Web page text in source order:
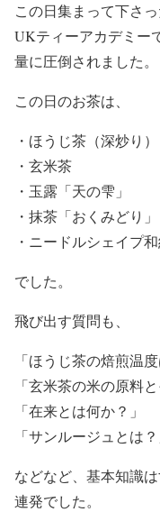
この日集まって下さ
UKティーアカデミー
量に圧倒されました。
この日のお茶は、
・ほうじ茶（深炒り）
・玄米茶
・玉露「天の雫」
・抹茶「おくみどり」
・ニードルシェイプ
でした。
飛び出す質問も、
「ほうじ茶の焙煎温度
「玄米茶の米の原料
「在来とは何か？」
「サンルージュとは？
などなど、基本知識
連発でした。